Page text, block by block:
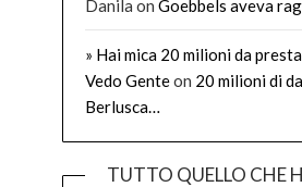
Danila on Goebbels aveva
» Hai mica 20 milioni da
Vedo Genteon 20 milioni di
Berlusca…
TUTTO QUELLO CHE